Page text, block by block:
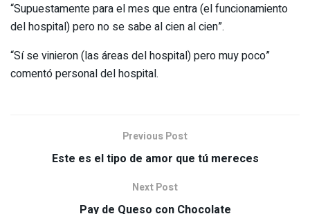
“Supuestamente para el mes que entra (el funcionamiento
del hospital) pero no se sabe al cien al cien”.
“Sí se vinieron (las áreas del hospital) pero muy poco”
comentó personal del hospital.
Previous Post
Este es el tipo de amor que tú mereces
Next Post
Pay de Queso con Chocolate